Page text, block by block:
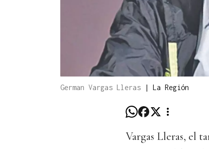
German Vargas Lleras | La Región
Vargas Lleras, el